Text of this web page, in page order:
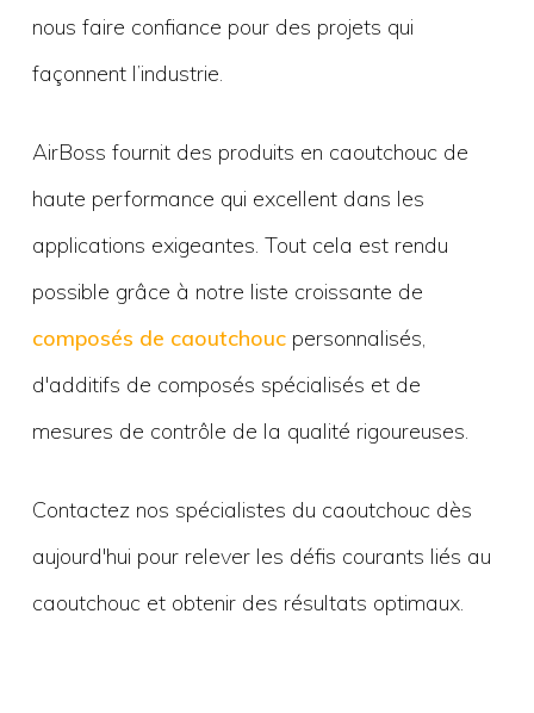
nous faire confiance pour des projets qui
façonnent l’industrie.
AirBoss fournit des produits en caoutchouc de
haute performance qui excellent dans les
applications exigeantes. Tout cela est rendu
possible grâce à notre liste croissante de
composés de caoutchoucpersonnalisés,
d'additifs de composés spécialisés et de
mesures de contrôle de la qualité rigoureuses.
Contactez nos spécialistes du caoutchouc dès
aujourd'hui pour relever les défis courants liés au
caoutchouc et obtenir des résultats optimaux.